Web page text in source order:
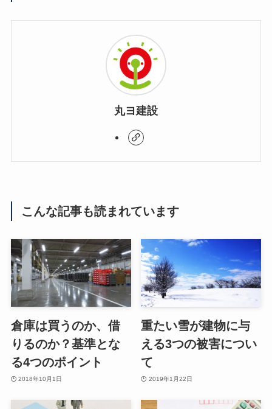
丸ヨ建設
こんな記事も読まれています
倉庫は買うのか、借
りるのか？基準とな
る4つのポイント
2018年10月1日
重たい雪が建物に与
える3つの被害につい
て
2019年1月22日